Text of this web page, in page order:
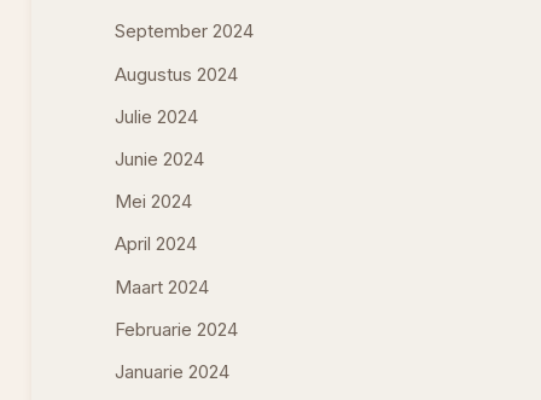
September 2024
Augustus 2024
Julie 2024
Junie 2024
Mei 2024
April 2024
Maart 2024
Februarie 2024
Januarie 2024